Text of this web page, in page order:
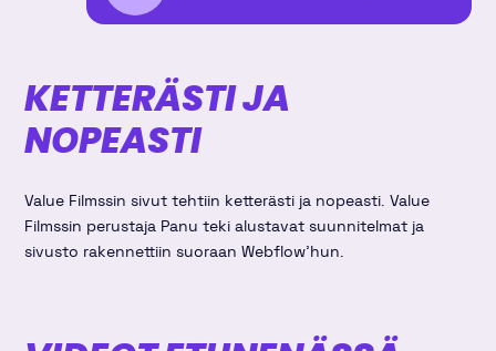
KETTERÄSTI JA
NOPEASTI
Value Filmssin sivut tehtiin ketterästi ja nopeasti. Value
Filmssin perustaja Panu teki alustavat suunnitelmat ja
sivusto rakennettiin suoraan Webflow'hun.